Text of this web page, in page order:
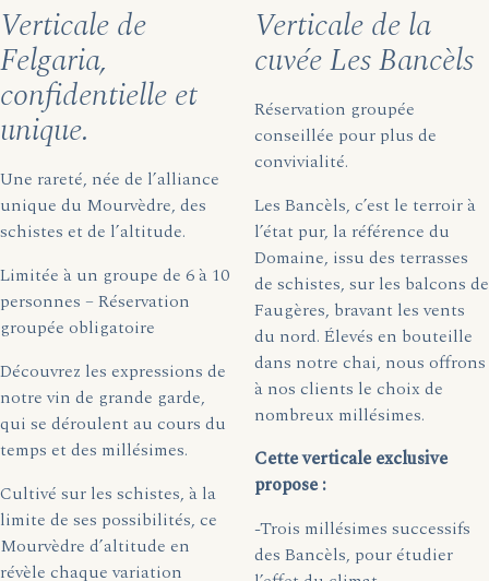
Verticale de
Felgaria,
confidentielle et
unique.
Une rareté, née de l’alliance
unique du Mourvèdre, des
schistes et de l’altitude.
Limitée à un groupe de 6 à 10
personnes – Réservation
groupée obligatoire
Découvrez les expressions de
notre vin de grande garde,
qui se déroulent au cours du
temps et des millésimes.
Cultivé sur les schistes, à la
limite de ses possibilités, ce
Mourvèdre d’altitude en
révèle chaque variation
Verticale de la
cuvée Les Bancèls
Réservation groupée
conseillée pour plus de
convivialité.
Les Bancèls, c’est le terroir à
l’état pur, la référence du
Domaine, issu des terrasses
de schistes, sur les balcons de
Faugères, bravant les vents
du nord. Élevés en bouteille
dans notre chai, nous offrons
à nos clients le choix de
nombreux millésimes.
Cette verticale exclusive
propose :
-Trois millésimes successifs
des Bancèls, pour étudier